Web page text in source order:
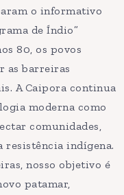
o informativo
de Índio”
80, os povos
as barreiras
A Caipora continua
moderna como
comunidades,
resistência indígena.
nosso objetivo é
patamar,